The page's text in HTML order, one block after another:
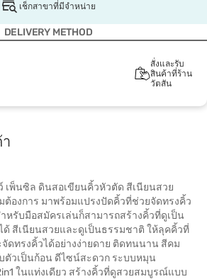
เช็กสาขาที่มีจำหน่าย
DELIVERY METHOD
สั่งและรับ
สินค้าที่ร้าน
วัตสัน
เพ็นซิล ดินสอเขียนคิ้วหัวตัด สีเนียนสวย
ต้องการ มาพร้อมแปรงปัดคิ้วที่ช่วยจัดทรงคิ้ว
หรับมือสมัครเล่นก็สามารถสร้างคิ้วที่ดูเป็น
ด้ สีเนียนสวยและดูเป็นธรรมชาติ ให้ลุคคิ้วที่
ดทรงคิ้วได้อย่างง่ายดาย ติดทนนาน สีคม
ตัวเป็นก้อน ดีไซน์สะดวก ระบบหมุน
ในแท่งเดียว สร้างคิ้วที่ดูสวยสมบูรณ์แบบ